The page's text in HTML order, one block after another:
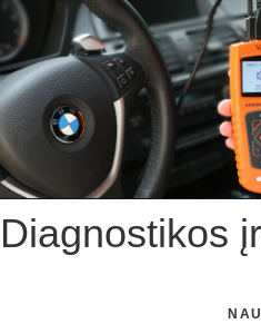
Skip
to
content
Diagnostikos